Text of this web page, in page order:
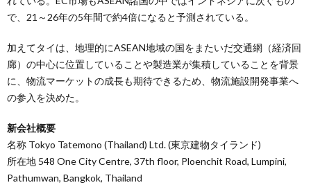
で、21～26年の5年間で約4倍になると予測されている。
加えてタイは、地理的にASEAN地域の国をまたいだ交通網（経済回
廊）の中心に位置していることや製造業が集積していることを背景
に、物流マーケットの成長も期待できるため、物流施設開発事業へ
の参入を決めた。
新会社概要
名称 Tokyo Tatemono (Thailand) Ltd. (東京建物タイランド)
所在地 548 One City Centre, 37th floor, Ploenchit Road, Lumpini,
Pathumwan, Bangkok, Thailand